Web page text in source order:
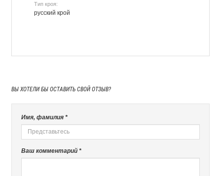
Тип кроя:
русский крой
ВЫ ХОТЕЛИ БЫ ОСТАВИТЬ СВОЙ ОТЗЫВ?
Имя, фамилия *
Ваш комментарий *